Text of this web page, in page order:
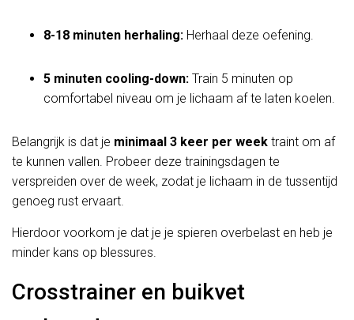
8-18 minuten herhaling: Herhaal deze oefening.
5 minuten cooling-down: Train 5 minuten op
comfortabel niveau om je lichaam af te laten koelen.
Belangrijk is dat je minimaal 3 keer per week traint om af
te kunnen vallen. Probeer deze trainingsdagen te
verspreiden over de week, zodat je lichaam in de tussentijd
genoeg rust ervaart.
Hierdoor voorkom je dat je je spieren overbelast en heb je
minder kans op blessures.
Crosstrainer en buikvet